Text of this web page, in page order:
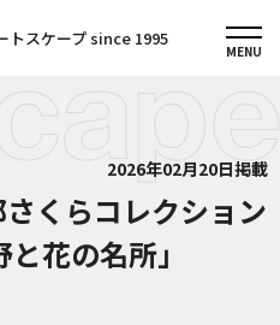
トスケープ since 1995
2026年02月20日掲載
くらコレクション
花の名所」